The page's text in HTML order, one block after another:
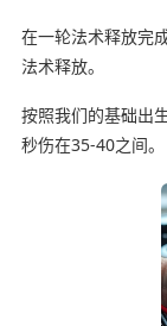
在一轮法术释放完
法术释放。
按照我们的基础出
秒伤在35-40之间。